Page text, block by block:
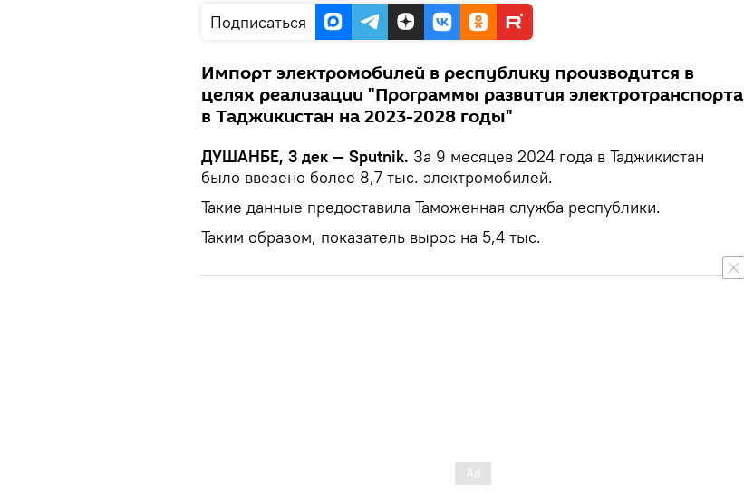
Подписаться
Импорт электромобилей в республику производится в
целях реализации "Программы развития электротранспорта
в Таджикистан на 2023-2028 годы"
ДУШАНБЕ, 3 дек — Sputnik. За 9 месяцев 2024 года в Таджикистан
было ввезено более 8,7 тыс. электромобилей.
Такие данные предоставила Таможенная служба республики.
Таким образом, показатель вырос на 5,4 тыс.